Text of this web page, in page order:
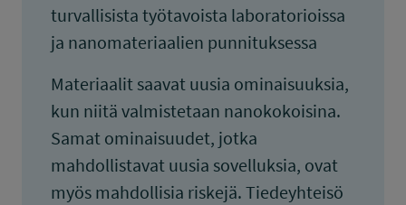
turvallisista työtavoista laboratorioissa
ja nanomateriaalien punnituksessa
Materiaalit saavat uusia ominaisuuksia,
kun niitä valmistetaan nanokokoisina.
Samat ominaisuudet, jotka
mahdollistavat uusia sovelluksia, ovat
myös mahdollisia riskejä. Tiedeyhteisö